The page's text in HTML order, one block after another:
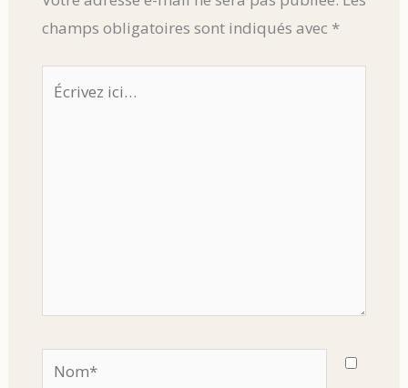
champs obligatoires sont indiqués avec *
Écrivez
Nom*